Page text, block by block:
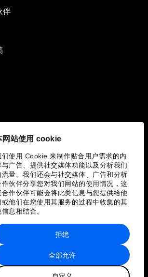
网站使用 cookie
们使用 Cookie 来制作贴合用户需求的内
与广告、提供社交媒体功能以及分析我们
流量。我们还会与社交媒体、广告和分析
作伙伴分享您对我们网站的使用情况，这
合作伙伴可能会将此类信息与您提供给他
或他们在您使用其服务的过程中收集的其
息相结合。
全部允许
拒绝
伴
站点地图